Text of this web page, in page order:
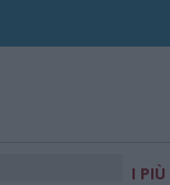
I PIÙ